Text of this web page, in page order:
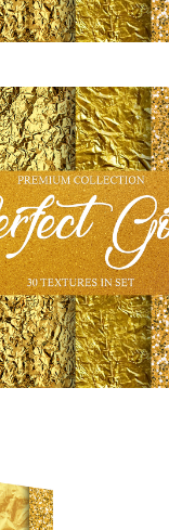
Xin hãy lựa chọn
xuống miễn phí